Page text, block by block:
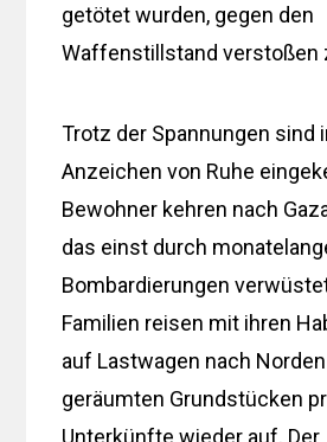
getötet wurden, gegen den
Waffenstillstand verstoßen
Trotz der Spannungen sind
Anzeichen von Ruhe
Bewohner kehren nach
das einst durch
Bombardierungen
Familien reisen mit ihren
auf Lastwagen nach
geräumten Grundstücken
Unterkünfte wieder auf. Der